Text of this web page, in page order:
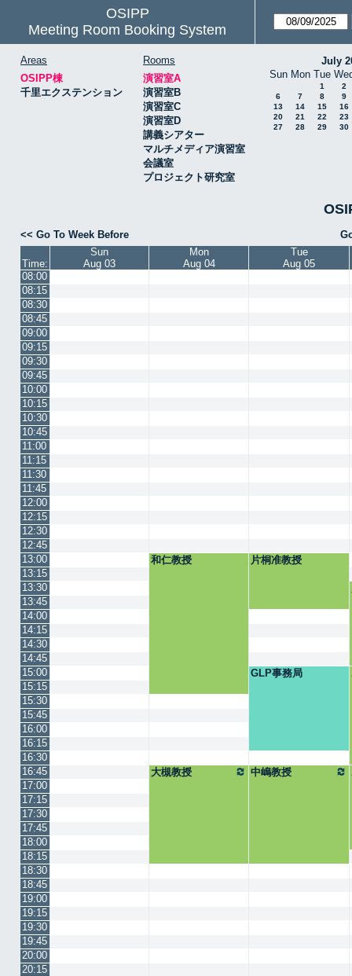
OSIPP
Meeting Room Booking System
Areas
OSIPP棟
千里エクステンション
Rooms
演習室A
演習室B
演習室C
演習室D
講義シアター
マルチメディア演習室
会議室
プロジェクト研究室
July
Sun Mon Tue
1
2
6
7 8
9
13
14 15
16
20
21 22
23
27
28 29 30
<< Go To Week Before
Time:
Sun
Aug 03
Mon
Aug 04
Tue
Aug 05
08:00
08:15
08:30
08:45
09:00
09:15
09:30
09:45
10:00
10:15
10:30
10:45
11:00
11:15
11:30
11:45
12:00
12:15
12:30
12:45
13:00
和仁教授
片桐准教授
13:15
13:30
13:45
14:00
14:15
14:30
14:45
15:00
GLP事務局
15:15
15:30
15:45
16:00
16:15
16:30
16:45
大槻教授 中嶋教授
17:00
17:15
17:30
17:45
18:00
18:15
18:30
18:45
19:00
19:15
19:30
19:45
20:00
20:15